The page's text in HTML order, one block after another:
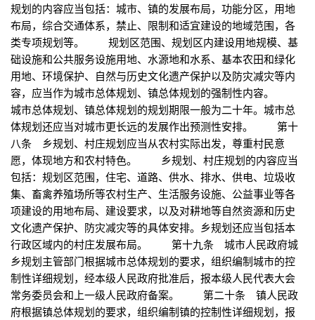
规划的内容应当包括：城市、镇的发展布局，功能分区，用地
布局，综合交通体系，禁止、限制和适宜建设的地域范围，各
类专项规划等。 规划区范围、规划区内建设用地规模、基
础设施和公共服务设施用地、水源地和水系、基本农田和绿化
用地、环境保护、自然与历史文化遗产保护以及防灾减灾等内
容，应当作为城市总体规划、镇总体规划的强制性内容。
城市总体规划、镇总体规划的规划期限一般为二十年。城市总
体规划还应当对城市更长远的发展作出预测性安排。 第十
八条 乡规划、村庄规划应当从农村实际出发，尊重村民意
愿，体现地方和农村特色。 乡规划、村庄规划的内容应当
包括：规划区范围，住宅、道路、供水、排水、供电、垃圾收
集、畜禽养殖场所等农村生产、生活服务设施、公益事业等各
项建设的用地布局、建设要求，以及对耕地等自然资源和历史
文化遗产保护、防灾减灾等的具体安排。乡规划还应当包括本
行政区域内的村庄发展布局。 第十九条 城市人民政府城
乡规划主管部门根据城市总体规划的要求，组织编制城市的控
制性详细规划，经本级人民政府批准后，报本级人民代表大会
常务委员会和上一级人民政府备案。 第二十条 镇人民政
府根据镇总体规划的要求，组织编制镇的控制性详细规划，报